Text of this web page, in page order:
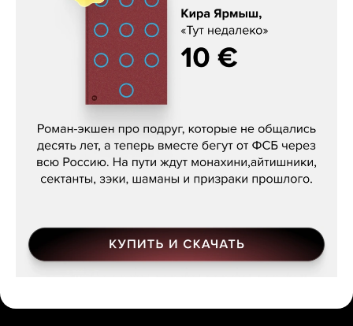
Кира Ярмыш, «Тут недалеко»